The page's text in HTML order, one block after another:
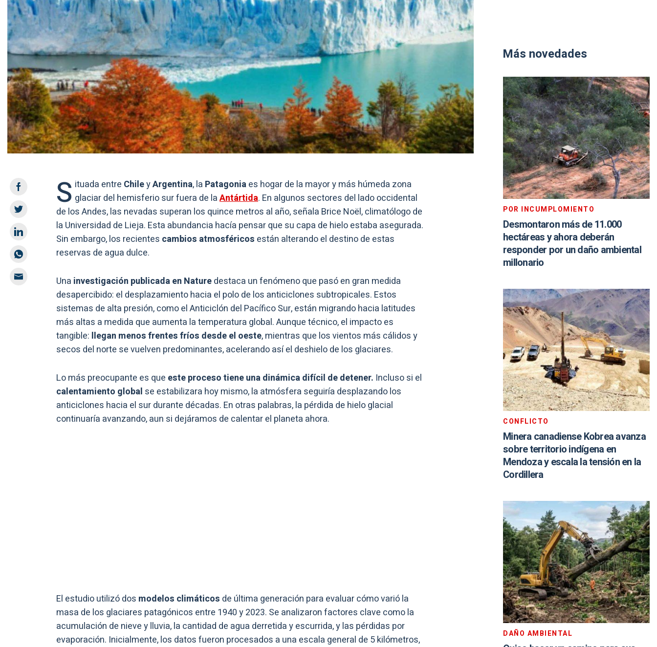
S ituada entre ChileyArgentina, la Patagoniaes hogar de la mayor y más húmeda zona
glaciar del hemisferio sur fuera de laAntártida. En algunos sectores del lado occidental
de los Andes, las nevadas superan los quince metros al año, señala Brice Noël, climatólogo de
la Universidad de Lieja. Esta abundancia hacía pensar que su capa de hielo estaba asegurada.
Sin embargo, los recientes cambios atmosféricos están alterando el destino de estas
reservas de agua dulce.
Una investigación publicada en Naturedestaca un fenómeno que pasó en gran medida
desapercibido: el desplazamiento hacia el polo de los anticiclones subtropicales. Estos
sistemas de alta presión, como el Anticiclón del Pacífico Sur, están migrando hacia latitudes
más altas a medida que aumenta la temperatura global. Aunque técnico, el impacto es
tangible: llegan menos frentes fríos desde el oeste, mientras que los vientos más cálidos y
secos del norte se vuelven predominantes, acelerando así el deshielo de los glaciares.
Lo más preocupante es que este proceso tiene una dinámica difícil de detener. Incluso si el
calentamiento global se estabilizara hoy mismo, la atmósfera seguiría desplazando los
anticiclones hacia el sur durante décadas. En otras palabras, la pérdida de hielo glacial
continuaría avanzando, aun si dejáramos de calentar el planeta ahora.
El estudio utilizó dos modelos climáticos de última generación para evaluar cómo varió la
masa de los glaciares patagónicos entre 1940 y 2023. Se analizaron factores clave como la
acumulación de nieve y lluvia, la cantidad de agua derretida y escurrida, y las pérdidas por
evaporación. Inicialmente, los datos fueron procesados a una escala general de 5 kilómetros,
Más novedades
POR INCUMPLOMIENTO
Desmontaron más de 11.000
hectáreas y ahora deberán
responder por un daño ambiental
millonario
CONFLICTO
Minera canadiense Kobrea avanza
sobre territorio indígena en
Mendoza y escala la tensión en la
Cordillera
DAÑO AMBIENTAL